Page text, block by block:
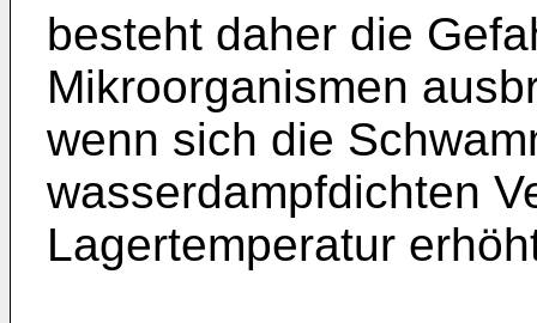
besteht daher die
Mikroorganismen
wenn sich die
wasserdampfdichten
Lagertemperatur